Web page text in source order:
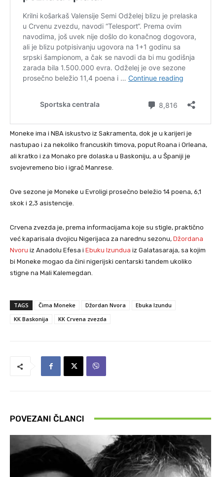
Moneke ima i NBA iskustvo iz Sakramenta, dok je u karijeri je
nastupao i za nekoliko francuskih timova, poput Roana i Orleana,
ali kratko i za Monako pre dolaska u Baskoniju, a u Španiji je
svojevremeno bio i igrač Manrese.
Ove sezone je Moneke u Evroligi prosečno beležio 14 poena, 6,1
skok i 2,3 asistencije.
Crvena zvezda je, prema informacijama koje su stigle, praktično
već kaparisala dvojicu Nigerijaca za narednu sezonu, Džordana
Nvoru iz Anadolu Efesa i Ebuku Izundua iz Galatasaraja, sa kojim
bi Moneke mogao da čini nigerijski centarski tandem ukoliko
stigne na Mali Kalemegdan.
TAGS Čima Moneke Džordan Nvora
Ebuka Izundu
KK Baskonija
KK Crvena zvezda
POVEZANI ČLANCI